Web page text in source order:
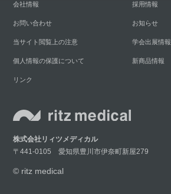
株式会社リィツメディカル
〒441-0105 愛知県豊川市伊奈町新屋279
© ritz medical
会社情報 採用情報
お問い合わせ お知らせ
当サイト閲覧上の注意 学会出展情報
個人情報の保護について 新商品情報
リンク